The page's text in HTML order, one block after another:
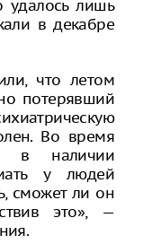
удалось лишь
в декабре
что летом
потерявший
Во время
в наличии
у людей
сможет ли он
это», —